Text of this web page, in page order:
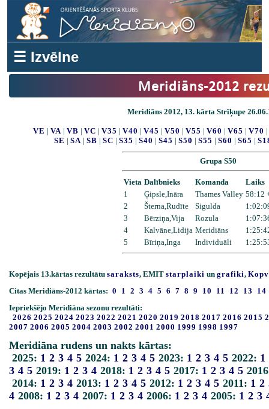
☰ Izvēlne
Meridiāns-2012
Meridiāns 2012, 13. kārta Strīķupe
VE | VA | VB | VC | V35 | V40 | V45 | V50 | V55 | V60 | V65 | V70 |
SE | SA| SB | SC | S35 | S40 | S45 | S50 | S55 | S60 | S65 |
Grupa S50
Vieta Dalībnieks Komanda
Laiks
1
Ģipsle,Ināra Thames Valley 58:12
2
Šterna,Rudīte Sigulda
3
Bērziņa,Vija Rozula
4
Kalvāne,Lidija Meridiāns
5
Bīriņa,Inga Individuāli
Kopējais 13.kārtas rezultātu saraksts, EMIT starplaiki un grafiki,
Citas Meridiāns-2012 kārtas: 0 1 2 3 4 5 6 7 8 9 10 11 12 13
14
Iepriekšējo Meridiāna sezonu rezultāti:
2026 2025 2024 2023 2022 2021 2020 2019 2018 2017 2016 2015
2007 2006 2005 2004 2003 2002 2001 2000 1999 1998 1997
Meridiāna rudens un nakts kārtas:
2025: 1 2 3 4 5 2024: 1 2 3 4 5 2023: 1 2 3 4 5 2022: 1
3 4 5 2019: 1 2 3 4 2018: 1 2 3 4 5 2017: 1 2 3 4 5
2014: 1 2 3 4 2013: 1 2 3 4 5 2012: 1 2 3 4 5 2011: 1 2
4 2008: 1 2 3 4 2007: 1 2 3 4 2006: 1 2 3 4 2005: 1 2 3